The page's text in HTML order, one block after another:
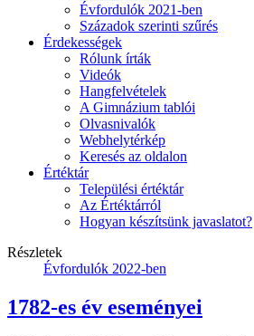
Évfordulók 2021-ben
Századok szerinti szűrés
Érdekességek
Rólunk írták
Videók
Hangfelvételek
A Gimnázium tablói
Olvasnivalók
Webhelytérkép
Keresés az oldalon
Értéktár
Települési értéktár
Az Értéktárról
Hogyan készítsünk javaslatot?
Részletek
Évfordulók 2022-ben
1782-es év eseményei